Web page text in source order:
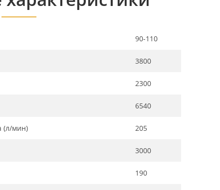
90-110
3800
2300
6540
(л/мин) 205
3000
190